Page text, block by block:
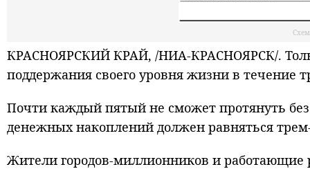
КРАСНОЯРСКИЙ КРАЙ, /НИА-КРАСНОЯРСК/.
поддержания своего уровня жизни в течение
Почти каждый пятый не сможет протянуть
денежных накоплений должен равняться
Жители городов-миллионников и